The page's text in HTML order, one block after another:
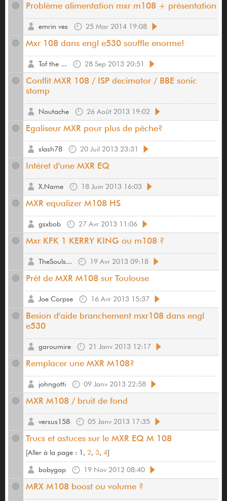
Problème alimentation mxr m108 + présentation
25 Mar 2014 19:08
emrin ves
Mxr 108 dans engl e530 souffle enorme!
28 Sep 2013 20:51
Tof the ...
Conflit MXR 108 / ISP decimator / BBE sonic
stomp
26 Août 2013 19:02
Noutache
Egaliseur MXR pour plus de pêche?
20 Juil 2013 23:31
slash78
Intéret d'une MXR EQ
18 Juin 2013 16:03
X.Name
MXR equalizer M108 HS
27 Avr 2013 11:06
gsxbob
Mxr KFK 1 KERRY KING ou m108 ?
19 Avr 2013 09:18
TheSouls...
Prêt de MXR M108 sur Toulouse
16 Avr 2013 15:37
Joe Corpse
Besion d'aide branchement mxr108 dans engl
e530
21 Janv 2013 12:17
garoumire
Remplacer une MXR M108?
09 Janv 2013 22:58
johngotti
MXR M108 / bruit de fond
05 Janv 2013 17:35
versus158
Trucs et astuces sur le MXR EQ M 108
[Aller à la page : 1, 2, 3, 4]
19 Nov 2012 08:40
bobygap
MRX M108 boost ou volume ?